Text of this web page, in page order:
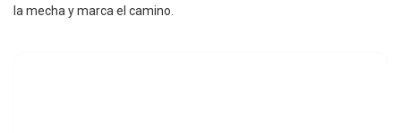
la mecha y marca el camino.